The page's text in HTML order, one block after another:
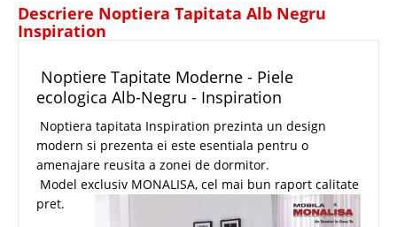
Descriere Noptiera Tapitata Alb Negru
Inspiration
Noptiere Tapitate Moderne - Piele
ecologica Alb-Negru - Inspiration
Noptiera tapitata Inspiration prezinta un design
modern si prezenta ei este esentiala pentru o
amenajare reusita a zonei de dormitor.
Model exclusiv MONALISA, cel mai bun raport calitate
pret.